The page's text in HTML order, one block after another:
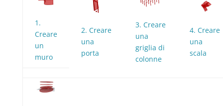
1.
Creare
un
muro
2. Creare
una
porta
3. Creare
una
griglia di
colonne
4. Creare
una
scala